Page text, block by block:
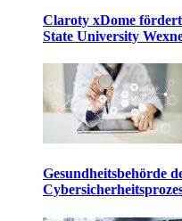
Claroty xDome fördert
State University
Gesundheitsbehörde